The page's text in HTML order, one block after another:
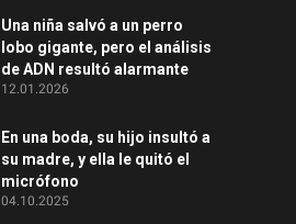
Una niña salvó a un perro
lobo gigante, pero el análisis
de ADN resultó alarmante
12.01.2026
En una boda, su hijo insultó a
su madre, y ella le quitó el
micrófono
04.10.2025